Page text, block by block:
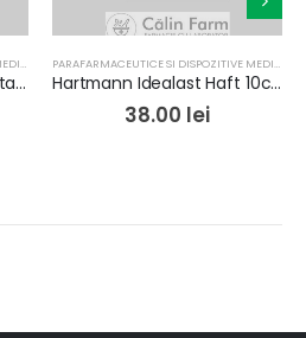
PARAFARMACEUTICE SI DISPOZITIVE MEDICALE
Dopuri antifonice poliuretan cu snur
PARAFARMACEUTICE SI DISPOZITIVE MEDICALE
Hartmann Idealast Haft 10cm/4m x 1buc
38.00 lei